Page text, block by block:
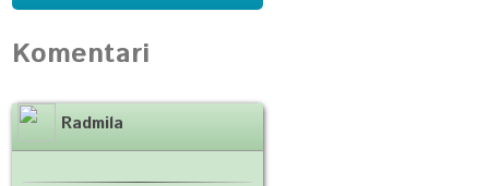
Komentari
Radmila